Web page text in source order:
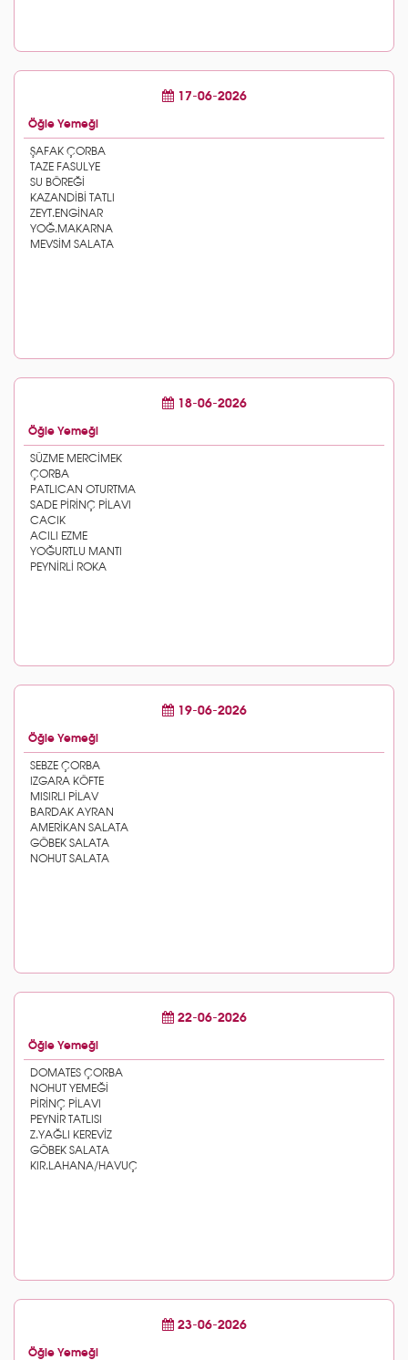
17-06-2026
Öğle Yemeği
18-06-2026
Öğle Yemeği
19-06-2026
Öğle Yemeği
22-06-2026
Öğle Yemeği
23-06-2026
Öğle Yemeği